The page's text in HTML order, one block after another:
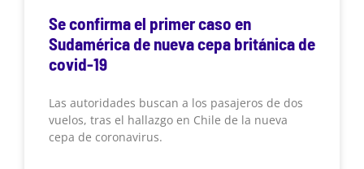
Se confirma el primer caso en
Sudamérica de nueva cepa británica de
covid-19
Las autoridades buscan a los pasajeros de dos
vuelos, tras el hallazgo en Chile de la nueva
cepa de coronavirus.